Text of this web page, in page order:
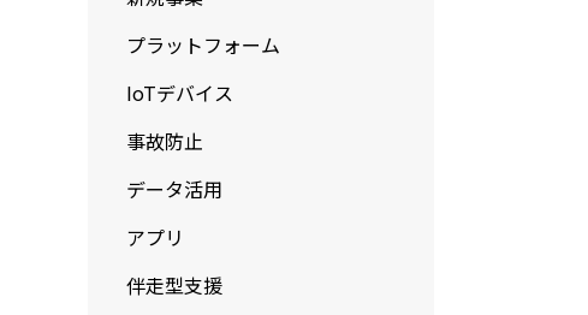
プラットフォーム
IoTデバイス
事故防止
データ活用
アプリ
伴走型支援